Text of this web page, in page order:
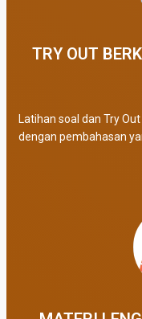
TRY OUT
Latihan soal dan Try
dengan pembahasan